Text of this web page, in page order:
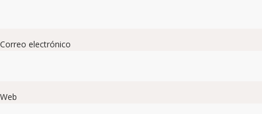
Correo electrónico
Web